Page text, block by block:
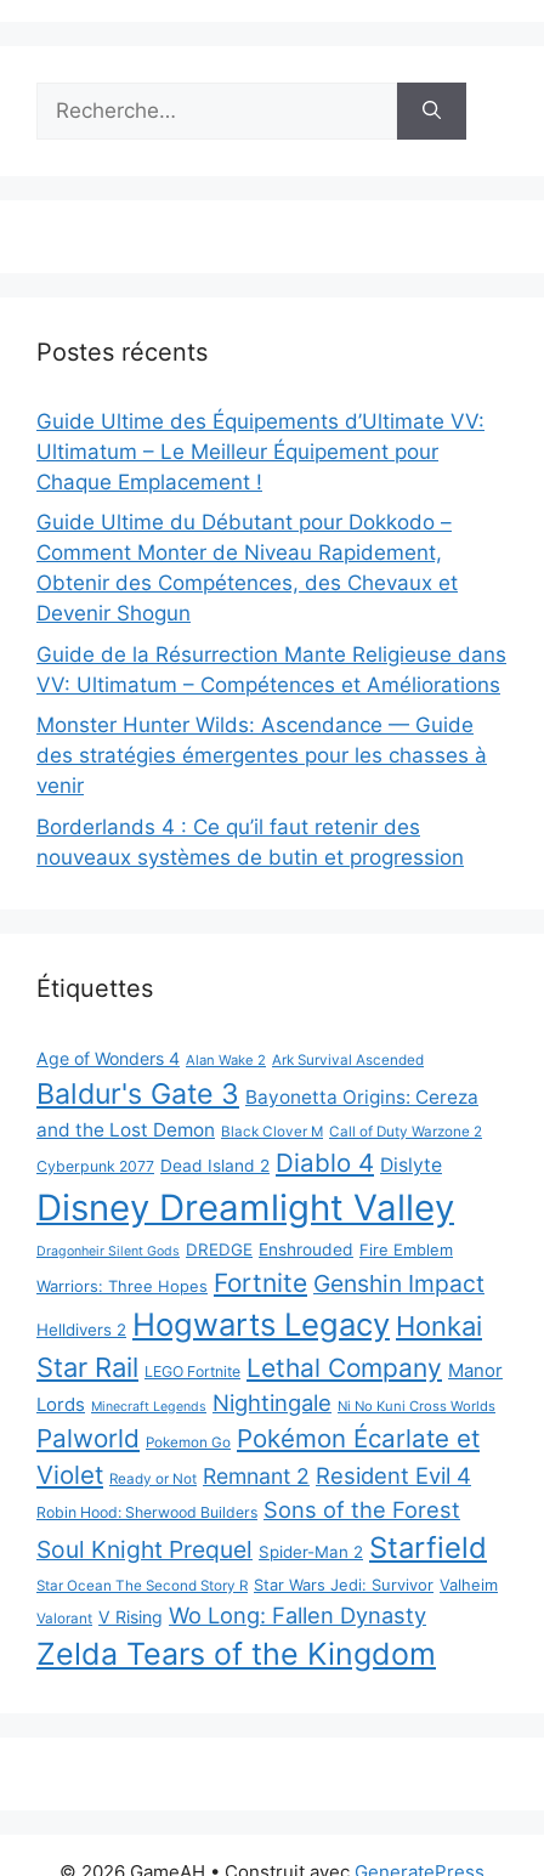
Postes récents
Guide Ultime des Équipements d’Ultimate VV:
Ultimatum – Le Meilleur Équipement pour
Chaque Emplacement !
Guide Ultime du Débutant pour Dokkodo –
Comment Monter de Niveau Rapidement,
Obtenir des Compétences, des Chevaux et
Devenir Shogun
Guide de la Résurrection Mante Religieuse dans
VV: Ultimatum – Compétences et Améliorations
Monster Hunter Wilds: Ascendance — Guide
des stratégies émergentes pour les chasses à
venir
Borderlands 4 : Ce qu’il faut retenir des
nouveaux systèmes de butin et progression
Étiquettes
Age of Wonders 4 Alan Wake 2 Ark Survival Ascended
Baldur's Gate 3 Bayonetta Origins: Cereza
and the Lost Demon Black Clover M Call of Duty Warzone 2
Cyberpunk 2077 Dead Island 2 Diablo 4 Dislyte
Disney Dreamlight Valley
Dragonheir Silent Gods DREDGE Enshrouded Fire Emblem
Warriors: Three Hopes Fortnite Genshin Impact
Helldivers 2 Hogwarts Legacy Honkai
Star Rail LEGO Fortnite Lethal Company Manor
Lords Minecraft Legends Nightingale Ni No Kuni Cross Worlds
Palworld Pokemon Go Pokémon Écarlate et
Violet Ready or Not Remnant 2 Resident Evil 4
Robin Hood: Sherwood Builders Sons of the Forest
Soul Knight Prequel Spider-Man 2 Starfield
Star Ocean The Second Story R Star Wars Jedi: Survivor Valheim
Valorant V Rising Wo Long: Fallen Dynasty
Zelda Tears of the Kingdom